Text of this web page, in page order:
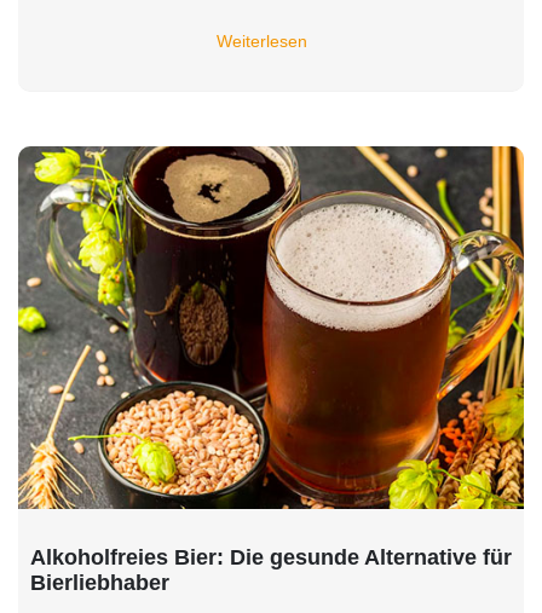
Weiterlesen
Alkoholfreies Bier: Die gesunde Alternative für
Bierliebhaber